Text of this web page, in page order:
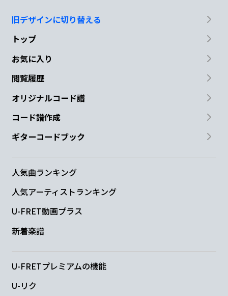
旧デザインに切り替える
トップ
お気に入り
閲覧履歴
オリジナルコード譜
コード譜作成
ギターコードブック
人気曲ランキング
人気アーティストランキング
U-FRET動画プラス
新着楽譜
U-FRETプレミアムの機能
U-リク